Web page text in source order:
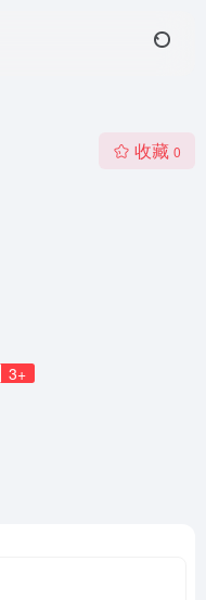
收藏 0
3+